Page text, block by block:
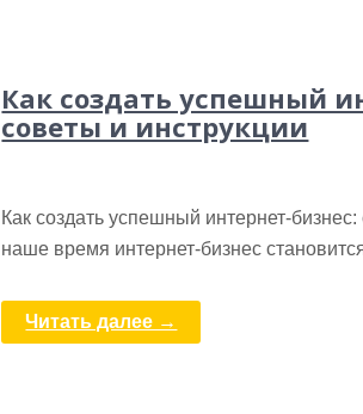
Как создать успешный
советы и инструкции
Как создать успешный интернет-
наше время интернет-бизнес
Читать далее →